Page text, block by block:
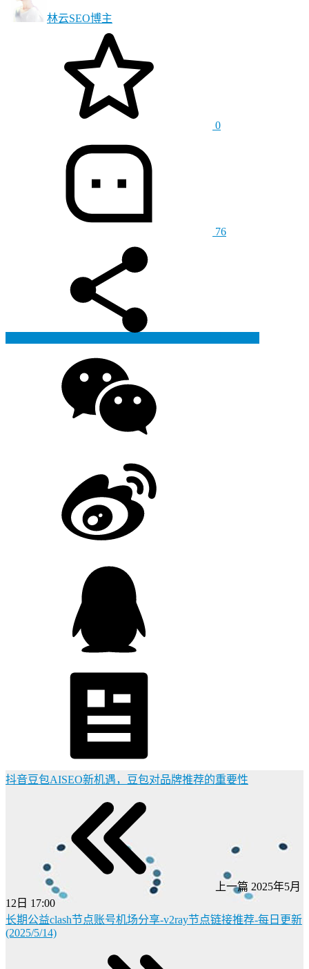
林云SEO博主
0
76
抖音豆包AISEO新机遇，豆包对品牌推荐的重要性
上一篇 2025年5月
12日 17:00
长期公益clash节点账号机场分享-v2ray节点链接推荐-每日更新
(2025/5/14)